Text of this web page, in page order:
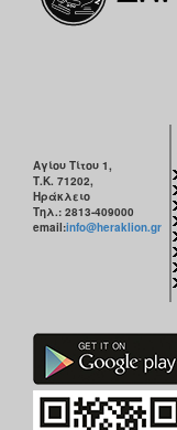
Αγίου Τίτου 1,
Τ.Κ. 71202,
Ηράκλειο
Τηλ.: 2813-409000
email:info@heraklion.gr